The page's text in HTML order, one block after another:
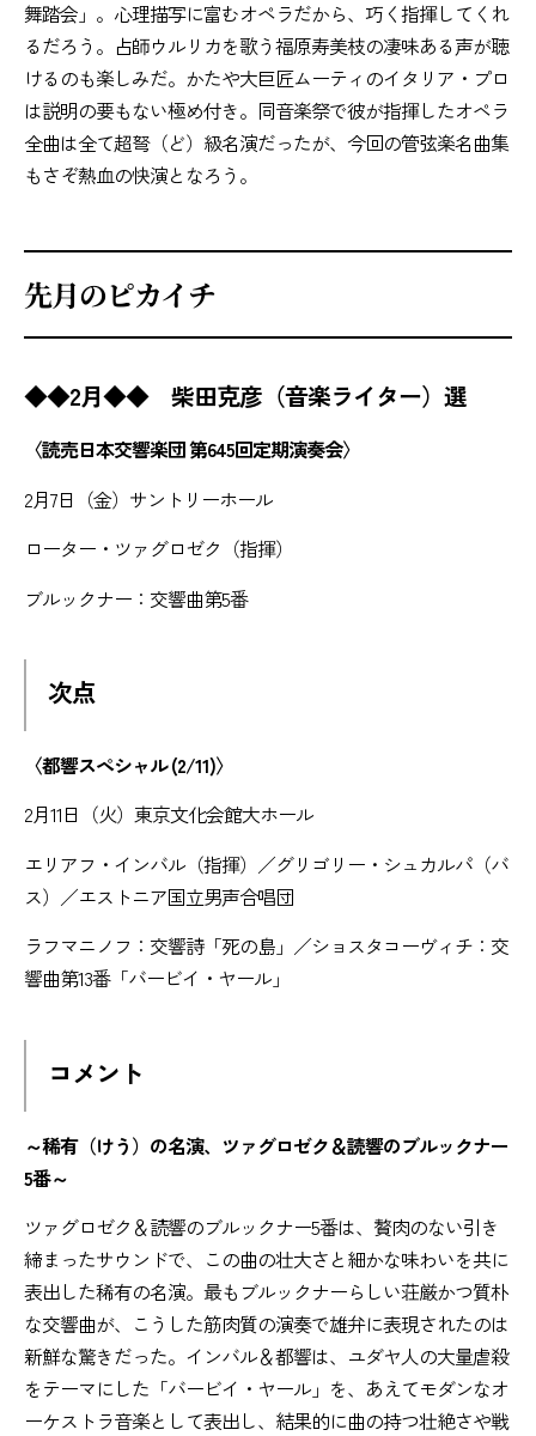
舞踏会」。心理描写に富むオペラだから、巧く指揮してくれ
るだろう。占師ウルリカを歌う福原寿美枝の凄味ある声が聴
けるのも楽しみだ。かたや大巨匠ムーティのイタリア・プロ
は説明の要もない極め付き。同音楽祭で彼が指揮したオペラ
全曲は全て超弩（ど）級名演だったが、今回の管弦楽名曲集
もさぞ熱血の快演となろう。
先月のピカイチ
◆◆2月◆◆ 柴田克彦（音楽ライター）選
〈読売日本交響楽団 第645回定期演奏会〉
2月7日（金）サントリーホール
ローター・ツァグロゼク（指揮）
ブルックナー：交響曲第5番
次点
〈都響スペシャル (2/11)〉
2月11日（火）東京文化会館大ホール
エリアフ・インバル（指揮）／グリゴリー・シュカルパ（バ
ス）／エストニア国立男声合唱団
ラフマニノフ：交響詩「死の島」／ショスタコーヴィチ：交
響曲第13番「バービイ・ヤール」
コメント
～稀有（けう）の名演、ツァグロゼク＆読響のブルックナー
5番～
ツァグロゼク＆読響のブルックナー5番は、贅肉のない引き
締まったサウンドで、この曲の壮大さと細かな味わいを共に
表出した稀有の名演。最もブルックナーらしい荘厳かつ質朴
な交響曲が、こうした筋肉質の演奏で雄弁に表現されたのは
新鮮な驚きだった。インバル＆都響は、ユダヤ人の大量虐殺
をテーマにした「バービイ・ヤール」を、あえてモダンなオ
ーケストラ音楽として表出し、結果的に曲の持つ壮絶さや戦